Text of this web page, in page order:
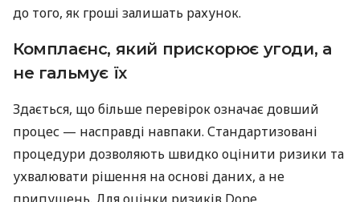
до того, як гроші залишать рахунок.
Комплаєнс, який прискорює угоди, а
не гальмує їх
Здається, що більше перевірок означає довший
процес — насправді навпаки. Стандартизовані
процедури дозволяють швидко оцінити ризики та
ухвалювати рішення на основі даних, а не